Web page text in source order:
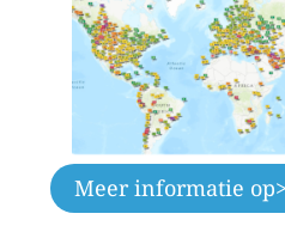
Meer informatie op